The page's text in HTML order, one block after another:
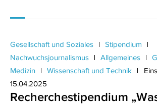
Gesellschaft und Soziales
Stipendium
Nachwuchsjournalismus
Allgemeines
Medizin
Wissenschaft und Technik
15.04.2025
Recherchestipendium